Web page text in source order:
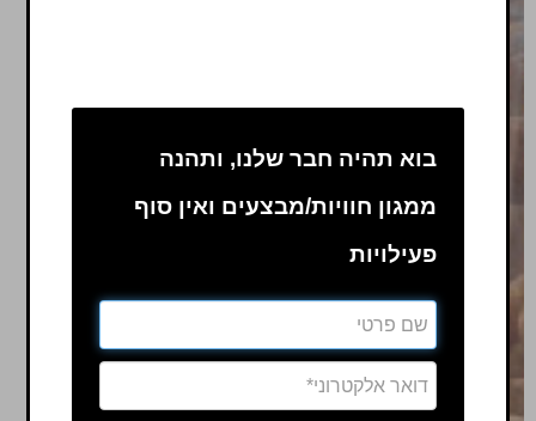
בוא תהיה חבר שלנו, ותהנה
ממגון חוויות/מבצעים ואין סוף
פעילויות